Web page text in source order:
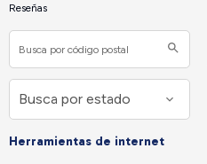
Reseñas
Herramientas de internet